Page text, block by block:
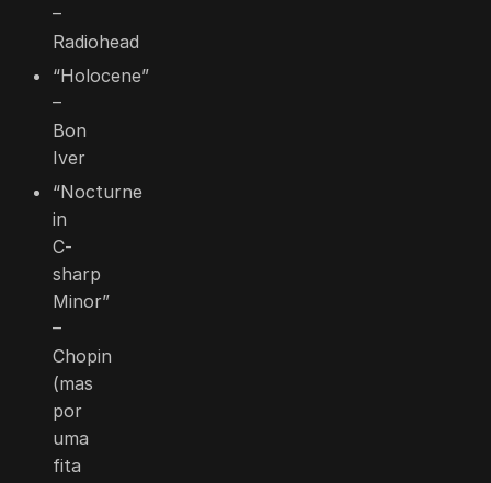
–
Radiohead
“Holocene”
–
Bon
Iver
“Nocturne
in
C-
sharp
Minor”
–
Chopin
(mas
por
uma
fita